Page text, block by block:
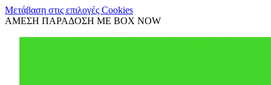
Μετάβαση στις επιλογές Cookies
ΑΜΕΣΗ ΠΑΡΑΔΟΣΗ ΜΕ BOX NOW